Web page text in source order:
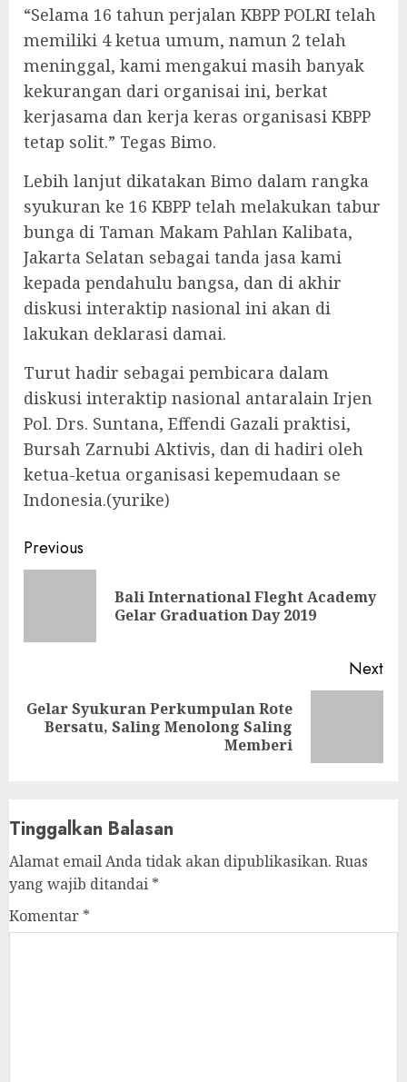
“Selama 16 tahun perjalan KBPP POLRI telah
memiliki 4 ketua umum, namun 2 telah
meninggal, kami mengakui masih banyak
kekurangan dari organisai ini, berkat
kerjasama dan kerja keras organisasi KBPP
tetap solit.” Tegas Bimo.
Lebih lanjut dikatakan Bimo dalam rangka
syukuran ke 16 KBPP telah melakukan tabur
bunga di Taman Makam Pahlan Kalibata,
Jakarta Selatan sebagai tanda jasa kami
kepada pendahulu bangsa, dan di akhir
diskusi interaktip nasional ini akan di
lakukan deklarasi damai.
Turut hadir sebagai pembicara dalam
diskusi interaktip nasional antaralain Irjen
Pol. Drs. Suntana, Effendi Gazali praktisi,
Bursah Zarnubi Aktivis, dan di hadiri oleh
ketua-ketua organisasi kepemudaan se
Indonesia.(yurike)
Continue
Reading
Previous
Bali International Fleght Academy
Gelar Graduation Day 2019
Next
Next
Gelar Syukuran Perkumpulan Rote
Bersatu, Saling Menolong Saling
Memberi
Tinggalkan Balasan
Alamat email Anda tidak akan dipublikasikan. Ruas
yang wajib ditandai *
Komentar *